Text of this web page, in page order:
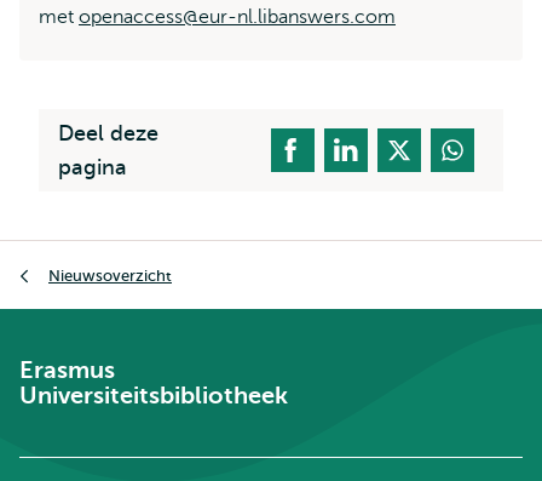
met openaccess@eur-nl.libanswers.com
Deel deze
pagina
Nieuwsoverzicht
Erasmus
Universiteitsbibliotheek